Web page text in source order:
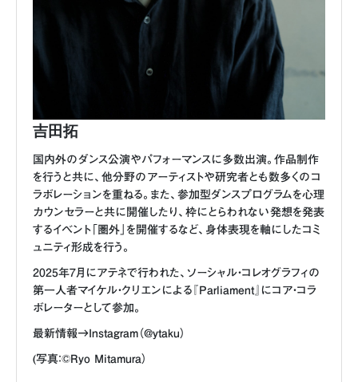
吉田拓
国内外のダンス公演やパフォーマンスに多数出演。作品制作
を行うと共に、他分野のアーティストや研究者とも数多くのコ
ラボレーションを重ねる。また、参加型ダンスプログラムを心理
カウンセラーと共に開催したり、枠にとらわれない発想を発表
するイベント「圏外」を開催するなど、身体表現を軸にしたコミ
ュニティ形成を行う。
2025年7月にアテネで行われた、ソーシャル・コレオグラフィの
第一人者マイケル・クリエンによる『Parliament』にコア・コラ
ボレーターとして参加。
最新情報→Instagram（@ytaku）
(写真：©️Ryo Mitamura）